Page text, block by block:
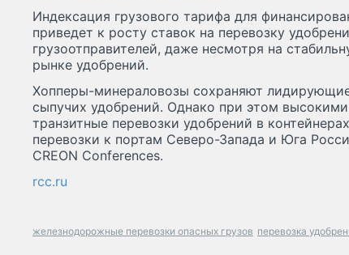
Индексация грузового тарифа для
приведет к росту ставок на перевозку
грузоотправителей, даже несмотря на
рынке удобрений.
Хопперы-минераловозы сохраняют
сыпучих удобрений. Однако при этом
транзитные перевозки удобрений в
перевозки к портам Северо-Запада и Юга
CREON Conferences.
rcc.ru
железнодорожные перевозки опасных грузов перевозка